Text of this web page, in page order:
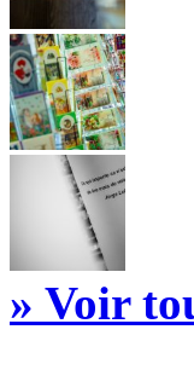
» Voir